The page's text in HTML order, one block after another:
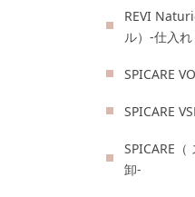
REVI
ル）-仕入
SPICARE
SPICARE
SPICARE（
卸-